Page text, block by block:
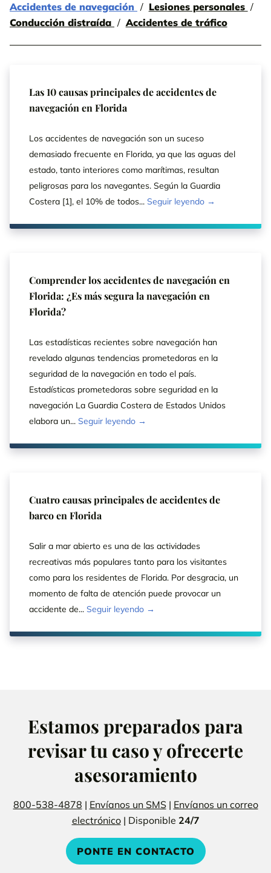
Accidentes de navegación
Lesiones personales
Conducción distraída
Accidentes de tráfico
Las 10 causas principales de accidentes de
navegación en Florida
Los accidentes de navegación son un suceso
demasiado frecuente en Florida, ya que las aguas del
estado, tanto interiores como marítimas, resultan
peligrosas para los navegantes. Según la Guardia
Costera [1], el 10% de todos... Seguir leyendo →
Comprender los accidentes de navegación en
Florida: ¿Es más segura la navegación en
Florida?
Las estadísticas recientes sobre navegación han
revelado algunas tendencias prometedoras en la
seguridad de la navegación en todo el país.
Estadísticas prometedoras sobre seguridad en la
navegación La Guardia Costera de Estados Unidos
elabora un... Seguir leyendo →
Cuatro causas principales de accidentes de
barco en Florida
Salir a mar abierto es una de las actividades
recreativas más populares tanto para los visitantes
como para los residentes de Florida. Por desgracia, un
momento de falta de atención puede provocar un
accidente de... Seguir leyendo →
Estamos preparados para
revisar tu caso y ofrecerte
asesoramiento
800-538-4878 | Envíanos un SMS| Envíanos un correo
electrónico| Disponible 24/7
PONTE EN CONTACTO